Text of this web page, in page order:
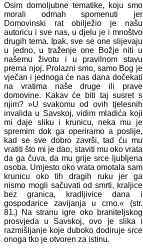
Osim domoljubne tematike, koju smo
morali odmah spomenuti jer
Domovinski rat obilježio je našu
autoricu i sve nas, u djelu je i mnoštvo
drugih tema. Ipak, sve se one slijevaju
u jedno, u traženje one Božje niti u
našemu životu i u pravilnom stavu
prema njoj. Prolazni smo, samo Bog je
vječan i jednoga će nas dana dočekati
na vratima naše druge ili prave
domovine. Kakav će biti taj susret s
njim? »U svakomu od ovih tjelesnih
invalida u Savskoj, vidim mladića koji
mi daje sliku i krunicu, neka mu je
spremim dok ga operiramo a poslije,
kad se sve dobro završi, tad ću mu
vratiti što mi je dao, staviti mu oko vrata
da ga čuva, da mu grije srce ljubljena
osoba. Umjesto oko vrata omotala sam
krunicu oko tih dragih ruku jer ga
nismo mogli sačuvati od smrti, kraljice
bez granica, kradljivice dana i
gospodarice zavijanja u crno.« (str.
81.) Na stranu igre oko braniteljskog
prosvjeda u Savskoj, ovo je slika i
razmišljanje koje duboko dodiruje srce
onoga tko je otvoren za istinu.